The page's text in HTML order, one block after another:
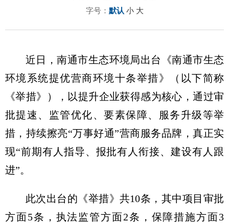
字号： 默认 小 大
近日，南通市生态环境局出台《南通市生态
环境系统提优营商环境十条举措》（以下简称
《举措》），以提升企业获得感为核心，通过审
批提速、监管优化、要素保障、服务升级等举
措，持续擦亮“万事好通”营商服务品牌，真正实
现“前期有人指导、报批有人衔接、建设有人跟
进”。
此次出台的《举措》共10条，其中项目审批
方面5条，执法监管方面2条，保障措施方面3